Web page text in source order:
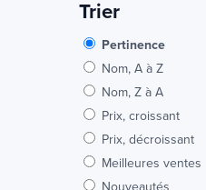
Trier
Pertinence
Nom, A à Z
Nom, Z à A
Prix, croissant
Prix, décroissant
Meilleures ventes
Nouveautés